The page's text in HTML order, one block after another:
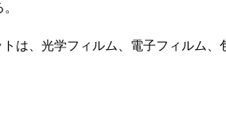
0検索成果
は、光学フィルム、電子フィルム